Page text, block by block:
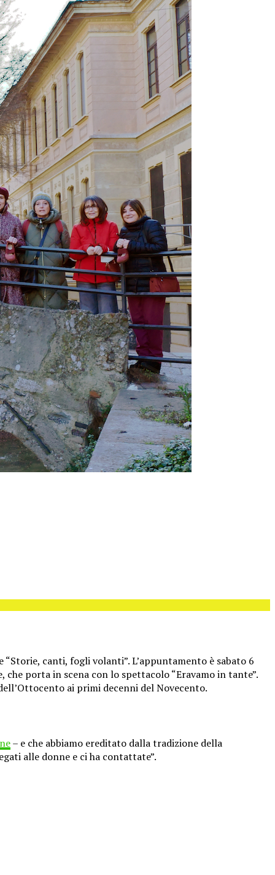
canti, fogli volanti”. L’appuntamento è sabato 6
che porta in scena con lo spettacolo “Eravamo in tante”.
ai primi decenni del Novecento.
– e che abbiamo ereditato dalla tradizione della
alle donne e ci ha contattate”.